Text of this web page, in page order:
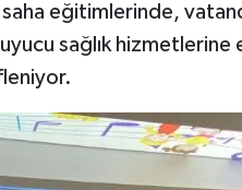
eğitimlerinde,
sağlık hizmetlerine